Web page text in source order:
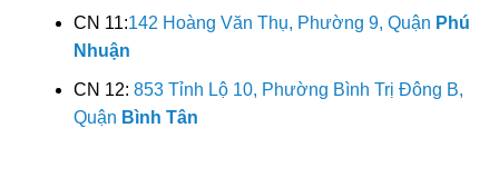
CN 11:142 Hoàng Văn Thụ, Phường 9, Quận Phú
Nhuận
CN 12: 853 Tỉnh Lộ 10, Phường Bình Trị Đông B,
Quận Bình Tân